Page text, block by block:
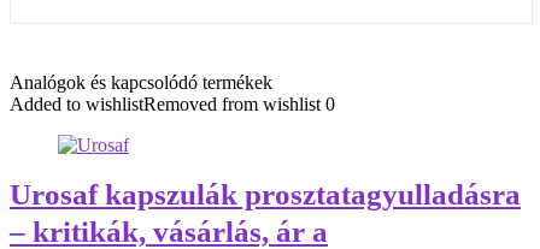
Analógok és kapcsolódó termékek
Added to wishlistRemoved from wishlist 0
Urosaf kapszulák prosztatagyulladásra
– kritikák, vásárlás, ár a